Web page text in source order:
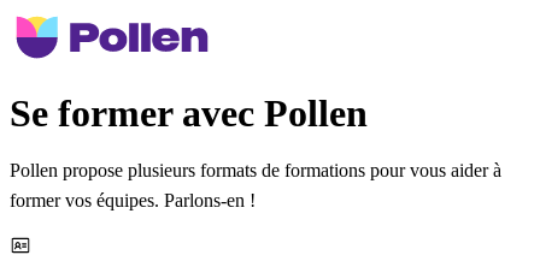
Se former avec Pollen
Pollen propose plusieurs formats de formations pour vous aider à
former vos équipes. Parlons-en !